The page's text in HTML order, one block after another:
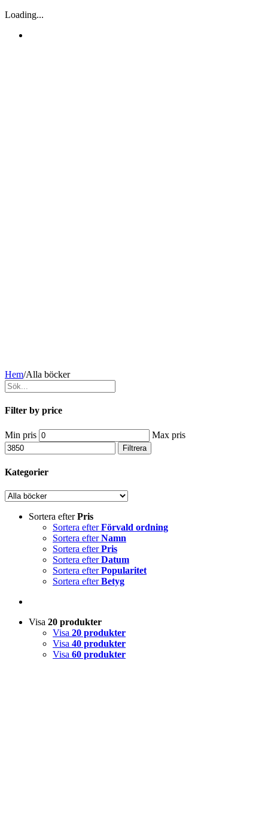
Loading...
Hem/Alla böcker
Filter by price
Min pris Max pris
Filtrera
Kategorier
Sortera efterPris
Sortera efterFörvald ordning
Sortera efterNamn
Sortera efterPris
Sortera efterDatum
Sortera efterPopularitet
Sortera efterBetyg
Visa 20 produkter
Visa 20 produkter
Visa 40 produkter
Visa 60 produkter